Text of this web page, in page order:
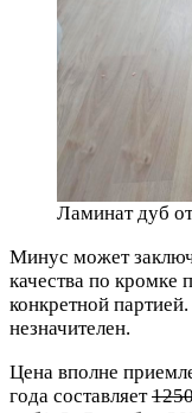
Ламинат дуб
Минус может
качества по кромке
конкретной
незначителен.
Цена вполне
года составляет